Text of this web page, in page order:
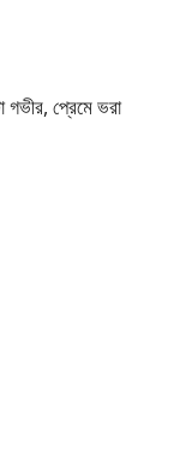
প্রেমে ভরা